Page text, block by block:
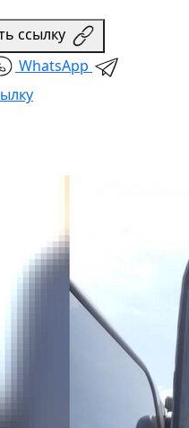
ссылку
WhatsApp